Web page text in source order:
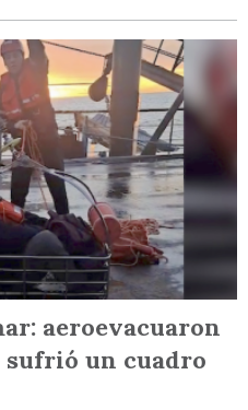
aeroevacuaron
un cuadro